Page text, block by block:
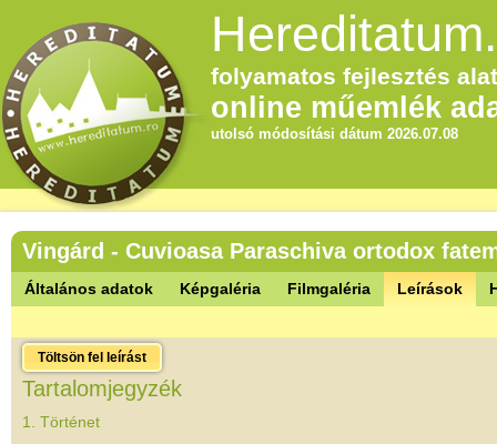
folyamatos fejlesztés
online műemlék
utolsó módosítási dátum 2026.07.08
Vingárd - Cuvioasa Paraschiva ortodox
Általános adatok Képgaléria Filmgaléria Leírások
Töltsön fel leírást
Tartalomjegyzék
1. Történet